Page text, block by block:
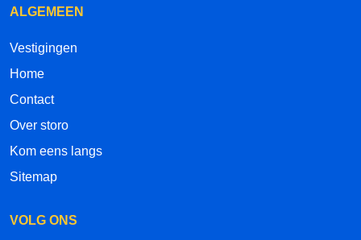
ALGEMEEN
Vestigingen
Home
Contact
Over storo
Kom eens langs
Sitemap
VOLG ONS